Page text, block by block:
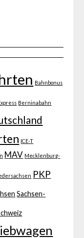
Bahnbonus
Berninabahn
ICE-T
MAV Mecklenburg-
PKP
Sachsen-